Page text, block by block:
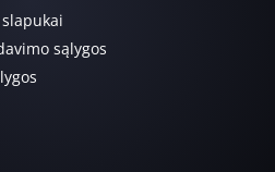
sąlygos